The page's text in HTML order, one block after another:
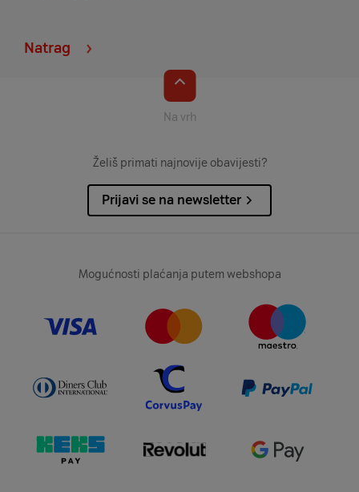
Natrag
Na vrh
Želiš primati najnovije obavijesti?
Prijavi se na newsletter
Mogućnosti plaćanja putem webshopa